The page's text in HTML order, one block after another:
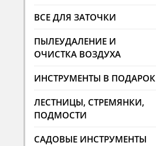
ВСЕ ДЛЯ ЗАТОЧКИ
ПЫЛЕУДАЛЕНИЕ И
ОЧИСТКА ВОЗДУХА
ИНСТРУМЕНТЫ В ПОДАРОК
ЛЕСТНИЦЫ, СТРЕМЯНКИ,
ПОДМОСТИ
САДОВЫЕ ИНСТРУМЕНТЫ